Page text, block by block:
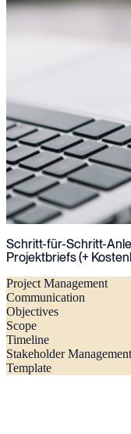
Schritt-für-Schritt-
Projektbriefs (+
Project Management
Communication
Objectives
Scope
Timeline
Stakeholder Management
Template